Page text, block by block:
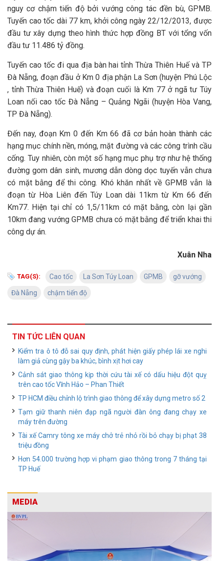
nguy cơ chậm tiến độ bởi vướng công tác đền bù, GPMB.
Tuyến cao tốc dài 77 km, khởi công ngày 22/12/2013, được
đầu tư xây dựng theo hình thức hợp đồng BT với tổng vốn
đầu tư 11.486 tỷ đồng.
Tuyến cao tốc đi qua địa bàn hai tỉnh Thừa Thiên Huế và TP
Đà Nẵng, đoạn đầu ở Km 0 địa phận La Sơn (huyện Phú Lộc
, tỉnh Thừa Thiên Huế) và đoạn cuối là Km 77 ở ngã tư Túy
Loan nối cao tốc Đà Nẵng – Quảng Ngãi (huyện Hòa Vang,
TP Đà Nẵng).
Đến nay, đoạn Km 0 đến Km 66 đã cơ bản hoàn thành các
hạng mục chính nền, móng, mặt đường và các công trình cầu
cống. Tuy nhiên, còn một số hạng mục phụ trợ như hệ thống
đường gom dân sinh, mương dẫn dòng dọc tuyến vẫn chưa
có mặt bằng để thi công. Khó khăn nhất về GPMB vẫn là
đoạn từ Hòa Liên đến Túy Loan dài 11km từ Km 66 đến
Km77. Hiện tại chỉ có 1,5/11km có mặt bằng, còn lại gần
10km đang vướng GPMB chưa có mặt bằng để triển khai thi
công dự án.
Xuân Nha
TAG(S): Cao tốc La Sơn Túy Loan GPMB gỡ vướng
Đà Nẵng chậm tiến độ
TIN TỨC LIÊN QUAN
Kiểm tra ô tô đỗ sai quy định, phát hiện giấy phép lái xe nghi
làm giả cùng gậy ba khúc, bình xịt hơi cay
Cảnh sát giao thông kịp thời cứu tài xế có dấu hiệu đột quỵ
trên cao tốc Vĩnh Hảo – Phan Thiết
TP HCM điều chỉnh lộ trình giao thông để xây dựng metro số 2
Tạm giữ thanh niên đạp ngã người đàn ông đang chạy xe
máy trên đường
Tài xế Camry tông xe máy chở trẻ nhỏ rồi bỏ chạy bị phạt 38
triệu đồng
Hơn 54.000 trường hợp vi phạm giao thông trong 7 tháng tại
TP Huế
MEDIA